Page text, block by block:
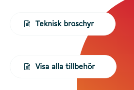
Teknisk broschyr
Visa alla tillbehör